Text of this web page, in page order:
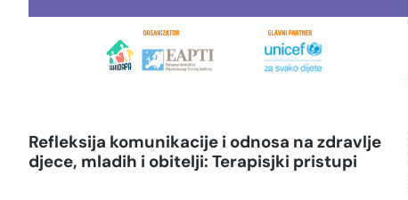
Refleksija komunikacije i odnosa na zdravlje
djece, mladih i obitelji: Terapisjki pristupi